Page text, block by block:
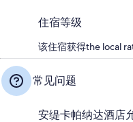
住宿等级
该住宿获得the local
常见问题
安缇卡帕纳达酒店